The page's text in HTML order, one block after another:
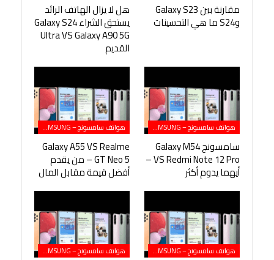
مقارنة بين Galaxy S23
وS24 ما هي التحسينات
هل لا يزال الهاتف الرائد
يستحق الشراء Galaxy S24
Ultra VS Galaxy A90 5G
القديم
هواتف سامسونج – SAMSUNG
سامسونج Galaxy M54
VS Redmi Note 12 Pro –
أيهما يدوم أكثر
هواتف سامسونج – SAMSUNG
Galaxy A55 VS Realme
GT Neo 5 – من يقدم
أفضل قيمة مقابل المال
هواتف سامسونج – SAMSUNG هواتف سامسونج – SAMSUNG